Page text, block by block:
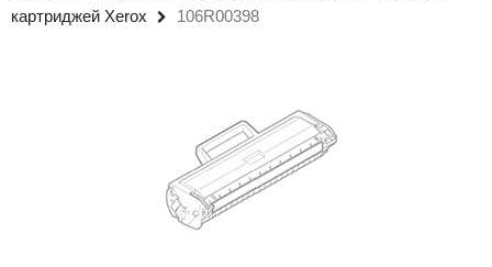
картриджей Xerox
106R00398